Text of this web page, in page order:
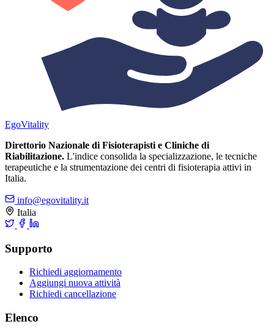
EgoVitality
Direttorio Nazionale di Fisioterapisti e Cliniche di
Riabilitazione. L'indice consolida la specializzazione, le tecniche
terapeutiche e la strumentazione dei centri di fisioterapia attivi in
Italia.
info@egovitality.it
Italia
Supporto
Richiedi aggiornamento
Aggiungi nuova attività
Richiedi cancellazione
Elenco